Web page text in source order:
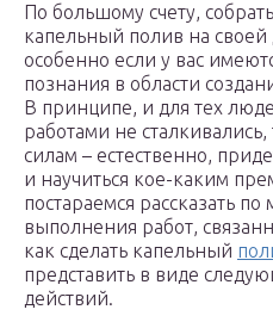
По большому счету,
капельный полив на своей
особенно если у вас
познания в области
В принципе, и для тех
работами не сталкивались,
силам – естественно,
и научиться кое-каким
постараемся рассказать
выполнения работ,
как сделать капельный
представить в виде
действий.